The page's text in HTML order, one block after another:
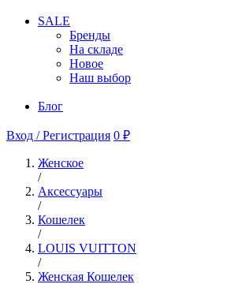
SALE
Бренды
На складе
Новое
Наш выбор
Блог
Вход / Регистрация 0 ₽
Женское
/
Аксессуары
/
Кошелек
/
LOUIS VUITTON
/
Женская Кошелек